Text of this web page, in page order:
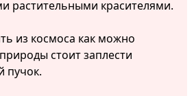
растительными красителями.
из космоса как можно
стоит заплести
пучок.